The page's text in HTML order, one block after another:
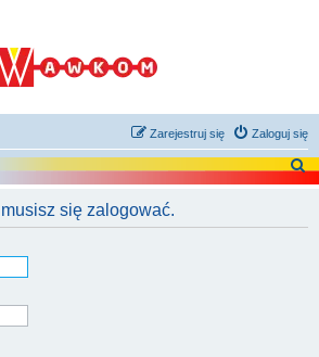
Zaloguj się
Zarejestruj się
się zalogować.